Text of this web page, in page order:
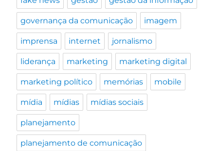
governança da comunicação imagem
imprensa internet jornalismo
liderança marketing marketing digital
marketing político memórias mobile
mídia mídias mídias sociais
planejamento
planejamento de comunicação